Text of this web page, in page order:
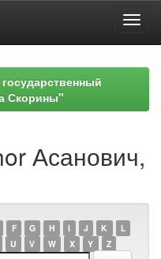
Скорины"
Асанович,
F G H I J K
L
U V W X Y Z